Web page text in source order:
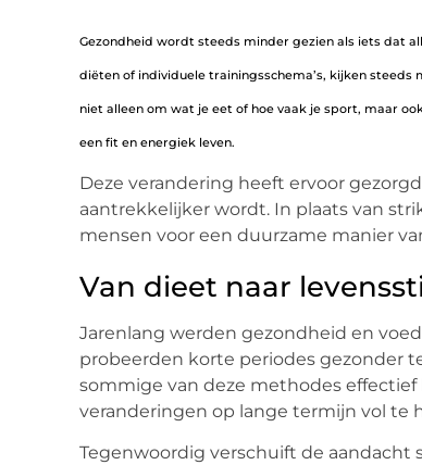
Gezondheid wordt steeds minder gezien als iets dat
diëten of individuele trainingsschema’s, kijken
niet alleen om wat je eet of hoe vaak je sport, maar
een fit en energiek leven.
Deze verandering heeft ervoor
aantrekkelijker wordt. In plaats van
mensen voor een duurzame manier
Van dieet naar
Jarenlang werden gezondheid en
probeerden korte periodes gezonder
sommige van deze methodes
veranderingen op lange termijn vol te
Tegenwoordig verschuift de aandacht